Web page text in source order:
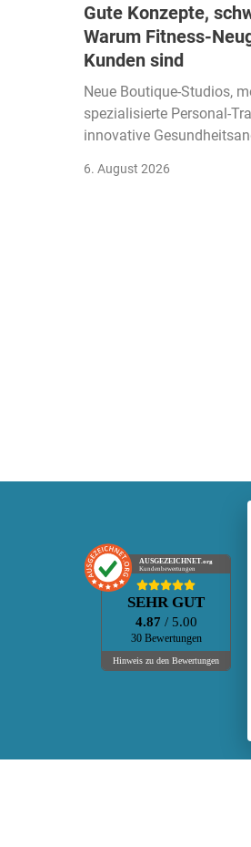
Gute Konzepte,
Warum Fitness-
Kunden sind
Neue Boutique-Studios,
spezialisierte Personal-
innovative
6. August 2026
AUSGEZEICHNET.org
Kundenbewertungen
SEHR GUT
4.87 / 5.00
30 Bewertungen
Hinweis zu den Bewertungen